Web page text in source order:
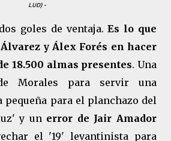
LUD) -
goles de ventaja.Es lo que
y Álex Forés en hacer
18.500 almas presentes. Una
Morales para servir una
pequeña para el planchazo del
y un error de Jair Amador
el '19' levantinista para